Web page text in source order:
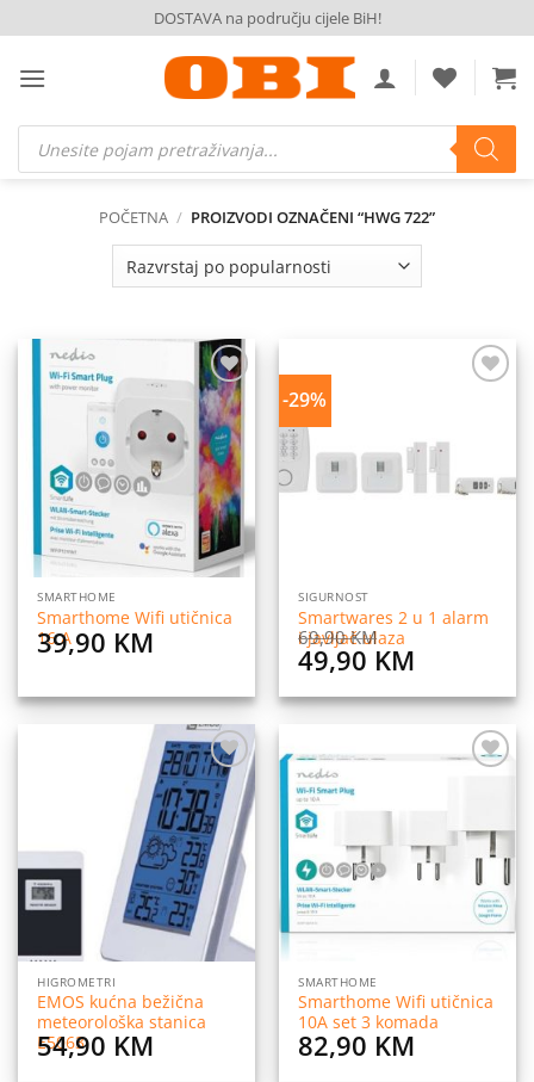
to
content
DOSTAVA na području cijele BiH!
Products
search
POČETNA / PROIZVODI OZNAČENI “HWG 722”
Dodaj
na
listu
želja
SMARTHOME
Smarthome Wifi utičnica
16 A
39,90 KM
-29%
SIGURNOST
Smartwares 2 u 1 alarm
i javljač ulaza
69,90KM
Original
price
was:
49,90 KM
is:
49,90
Dodaj
na
listu
želja
HIGROMETRI
EMOS kućna bežična
meteorološka stanica
E5063
54,90 KM
želja
SMARTHOME
Smarthome Wifi utičnica
10A set 3 komada
82,90 KM